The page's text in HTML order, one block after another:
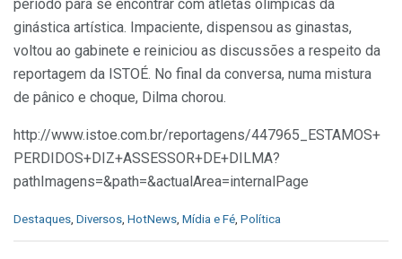
período para se encontrar com atletas olímpicas da
ginástica artística. Impaciente, dispensou as ginastas,
voltou ao gabinete e reiniciou as discussões a respeito da
reportagem da ISTOÉ. No final da conversa, numa mistura
de pânico e choque, Dilma chorou.
http://www.istoe.com.br/reportagens/447965_ESTAMOS+
PERDIDOS+DIZ+ASSESSOR+DE+DILMA?
pathImagens=&path=&actualArea=internalPage
C
Destaques, Diversos, HotNews, Mídia e Fé, Política